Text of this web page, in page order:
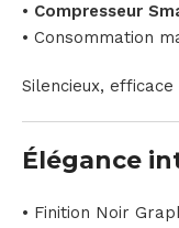
• Compresseur
• Consommation
Silencieux,
Élégance
• Finition Noir